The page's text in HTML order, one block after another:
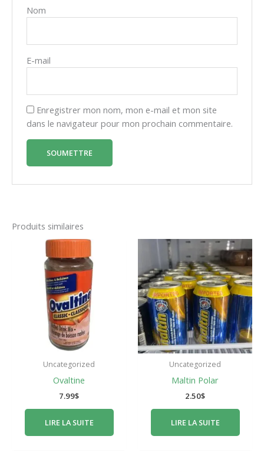
Nom
E-mail
Enregistrer mon nom, mon e-mail et mon site
dans le navigateur pour mon prochain commentaire.
Produits similaires
Uncategorized
Ovaltine
7.99$
LIRE LA SUITE
Uncategorized
Maltin Polar
2.50$
LIRE LA SUITE